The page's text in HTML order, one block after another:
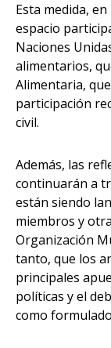
Esta medida,
espacio
Naciones
alimentarios,
Alimentaria,
participación
civil.
Además, las
continuarán a
están siendo
miembros y
Organización
tanto, que los
principales
políticas y el
como